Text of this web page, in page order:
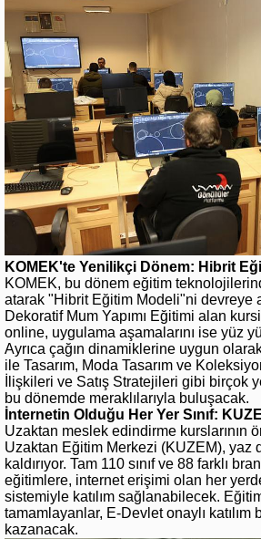
KOMEK'te Yenilikçi Dönem: Hibrit
KOMEK, bu dönem eğitim
atarak "Hibrit Eğitim Modeli"ni devreye
Dekoratif Mum Yapımı Eğitimi alan
online, uygulama aşamalarını ise yüz
Ayrıca çağın dinamiklerine uygun
ile Tasarım, Moda Tasarım ve
İlişkileri ve Satış Stratejileri gibi birçok
bu dönemde meraklılarıyla buluşacak.
İnternetin Olduğu Her Yer Sınıf:
Uzaktan meslek edindirme kurslarının
Uzaktan Eğitim Merkezi (KUZEM), yaz
kaldırıyor. Tam 110 sınıf ve 88 farklı
eğitimlere, internet erişimi olan her
sistemiyle katılım sağlanabilecek.
tamamlayanlar, E-Devlet onaylı
kazanacak.